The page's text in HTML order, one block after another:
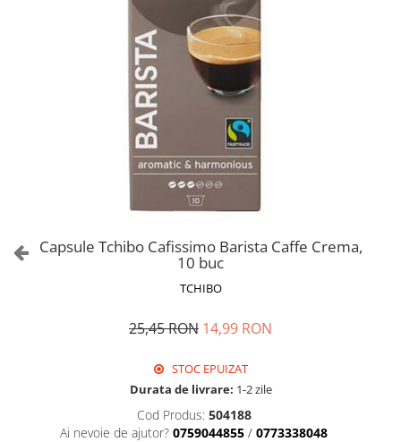
Capsule Tchibo Cafissimo Barista Caffe Crema,
10 buc
TCHIBO
25,45 RON 14,99 RON
STOC EPUIZAT
Durata de livrare: 1-2 zile
Cod Produs: 504188
Ai nevoie de ajutor? 0759044855 / 0773338048